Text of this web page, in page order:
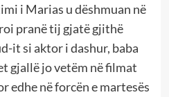
i Marias u dëshmuan në
pranë tij gjatë gjithë
it si aktor i dashur, baba
gjallë jo vetëm në filmat
edhe në forcën e martesës